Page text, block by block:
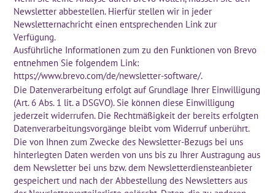
Newsletter abbestellen. Hierfür stellen wir in jeder
Newsletternachricht einen entsprechenden Link zur
Verfügung.
Ausführliche Informationen zum zu den Funktionen von Brevo
entnehmen Sie folgendem Link:
https://www.brevo.com/de/newsletter-software/.
Die Datenverarbeitung erfolgt auf Grundlage Ihrer Einwilligung
(Art. 6 Abs. 1 lit. a DSGVO). Sie können diese Einwilligung
jederzeit widerrufen. Die Rechtmäßigkeit der bereits erfolgten
Datenverarbeitungsvorgänge bleibt vom Widerruf unberührt.
Die von Ihnen zum Zwecke des Newsletter-Bezugs bei uns
hinterlegten Daten werden von uns bis zu Ihrer Austragung aus
dem Newsletter bei uns bzw. dem Newsletterdiensteanbieter
gespeichert und nach der Abbestellung des Newsletters aus